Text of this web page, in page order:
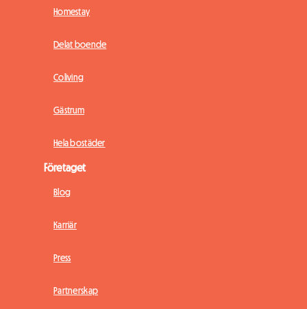
Homestay
Delat boende
Coliving
Gästrum
Hela bostäder
Företaget
Blog
Karriär
Press
Partnerskap